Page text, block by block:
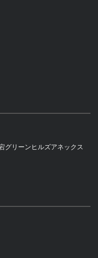
グリーンヒルズアネックス